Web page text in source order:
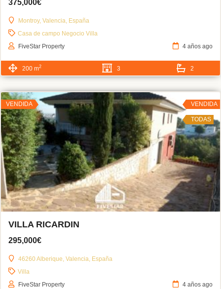
375,000€
Montroy, Valencia, España
Casa de campo Negocio Villa
FiveStar Property
4 años ago
200 m2 3 2
VENDIDA VENDIDA
TODAS
VILLA RICARDIN
295,000€
46260 Alberique, Valencia, España
Villa
FiveStar Property
4 años ago